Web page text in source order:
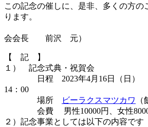
この記念の催しに、是非、多くの方の
ります。
（
会会長 前沢 元）
【 記 】
１） 記念式典・祝賀会
日程 2023年4月16日（日）
14：00
場所
ビーラクスマツカワ
会費 男性10000円、女性
２）記念事業としては以下の内容です